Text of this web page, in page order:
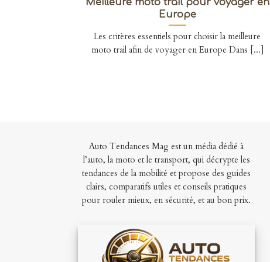
Europe
Les critères essentiels pour choisir la meilleure
moto trail afin de voyager en Europe Dans [...]
Auto Tendances Mag est un média dédié à
l’auto, la moto et le transport, qui décrypte les
tendances de la mobilité et propose des guides
clairs, comparatifs utiles et conseils pratiques
pour rouler mieux, en sécurité, et au bon prix.